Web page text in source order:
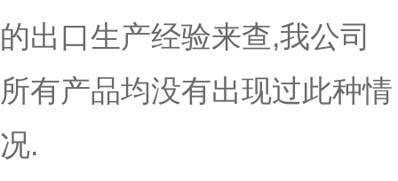
的出口生产经验来查,我公司
所有产品均没有出现过此种情
况.